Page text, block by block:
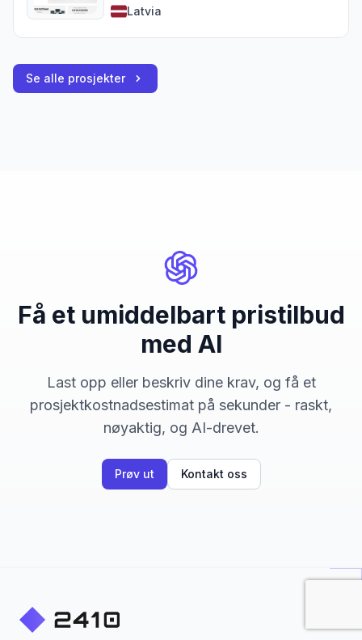
Latvia
Se alle prosjekter
Få et umiddelbart pristilbud
med AI
Last opp eller beskriv dine krav, og få et
prosjektkostnadsestimat på sekunder - raskt,
nøyaktig, og AI-drevet.
Prøv ut Kontakt oss